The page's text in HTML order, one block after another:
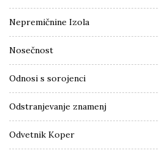
Nepremičnine Izola
Nosečnost
Odnosi s sorojenci
Odstranjevanje znamenj
Odvetnik Koper